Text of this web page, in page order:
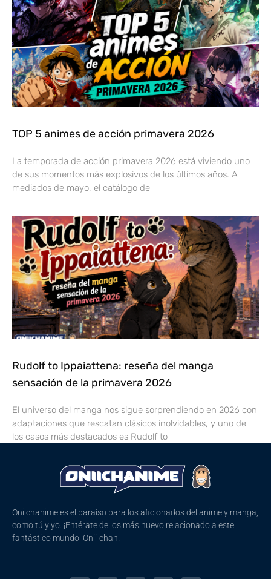
TOP 5 animes de acción primavera 2026
La temporada de acción primavera 2026 está viviendo uno
de sus momentos más explosivos de los últimos años. A
mediados de mayo, el catálogo de
Rudolf to Ippaiattena: reseña del manga
sensación de la primavera 2026
El universo del manga nos sigue sorprendiendo en 2026 con
adaptaciones que rescatan clásicos inolvidables, y uno de
los casos más destacados es Rudolf to
Oniichanime es el paraíso para los aficionados del anime y manga,
como tú y yo. ¡Entérate de los más nuevo relacionado a este
fantástico mundo ¡Onii-chan!